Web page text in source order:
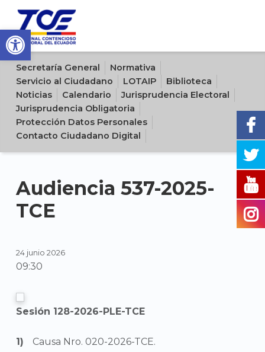
Open toolbar
Sitio oficial del Tribunal Contencioso Electoral del Ecuador
Secretaría General
Normativa
Servicio al Ciudadano
LOTAIP
Biblioteca
Noticias
Calendario
Jurisprudencia Electoral
Jurisprudencia Obligatoria
Protección Datos Personales
Contacto Ciudadano Digital
Audiencia 537-2025-
TCE
24 junio 2026
09:30
Sesión 128-2026-PLE-TCE
Causa Nro. 020-2026-TCE.